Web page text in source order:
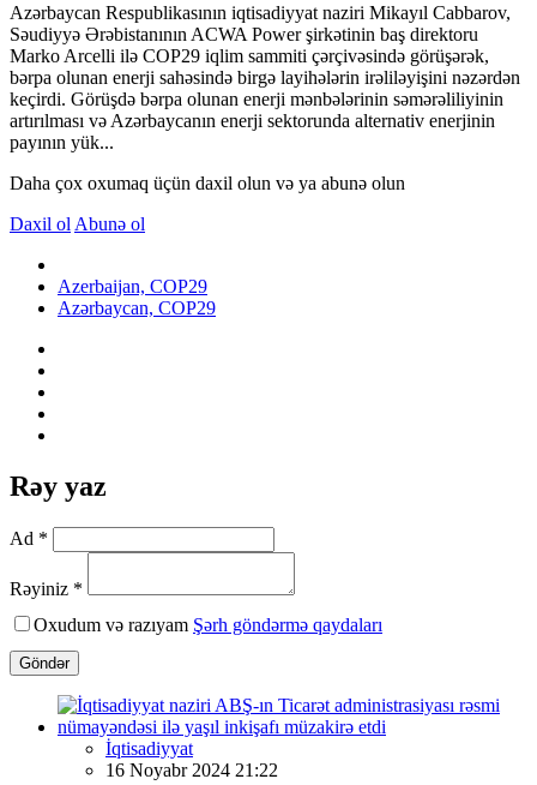
Azərbaycan Respublikasının iqtisadiyyat naziri Mikayıl Cabbarov,
Səudiyyə Ərəbistanının ACWA Power şirkətinin baş direktoru
Marko Arcelli ilə COP29 iqlim sammiti çərçivəsində görüşərək,
bərpa olunan enerji sahəsində birgə layihələrin irəliləyişini nəzərdən
keçirdi. Görüşdə bərpa olunan enerji mənbələrinin səmərəliliyinin
artırılması və Azərbaycanın enerji sektorunda alternativ enerjinin
payının yük...
Daha çox oxumaq üçün daxil olun və ya abunə olun
Daxil ol Abunə ol
Azerbaijan, COP29
Azərbaycan, COP29
Rəy yaz
Ad *
Rəyiniz *
Oxudum və razıyam Şərh göndərmə qaydaları
Göndər
İqtisadiyyat
16 Noyabr 2024 21:22